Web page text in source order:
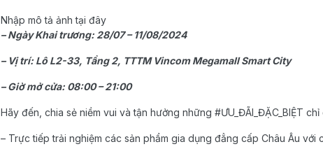
Nhập mô tả ảnh tại đây
– Ngày Khai trương: 28/07 – 11/08/2024
– Vị trí: Lô L2-33, Tầng 2, TTTM Vincom Megamall Smart City
– Giờ mở cửa: 08:00 – 21:00
Hãy đến, chia sẻ niềm vui và tận hưởng những #ƯU_ĐÃI_ĐẶC_BIỆT
– Trực tiếp trải nghiệm các sản phẩm gia dụng đẳng cấp Châu Âu với